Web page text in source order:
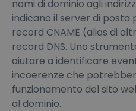
nomi di dominio agli
indicano il server di posta
record CNAME (alias di
record DNS. Uno
aiutare a identificare
incoerenze che
funzionamento del sito
al dominio.